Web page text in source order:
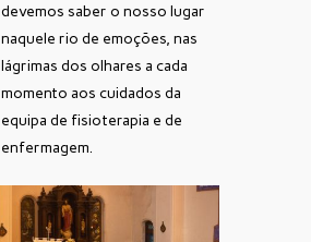
devemos saber o nosso lugar
naquele rio de emoções, nas
lágrimas dos olhares a cada
momento aos cuidados da
equipa de fisioterapia e de
enfermagem.